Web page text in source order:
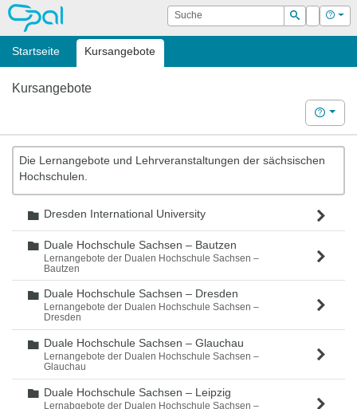
OPAL Suche
Suchen
Login Hilfe
Startseite Kursangebote
Kursangebote
Hilfe
Die Lernangebote und Lehrveranstaltungen der sächsischen
Hochschulen.
Ordner
Dresden International University
Ordner
Duale Hochschule Sachsen – Bautzen
Lernangebote der Dualen Hochschule Sachsen –
Bautzen
Ordner
Duale Hochschule Sachsen – Dresden
Lernangebote der Dualen Hochschule Sachsen –
Dresden
Ordner
Duale Hochschule Sachsen – Glauchau
Lernangebote der Dualen Hochschule Sachsen –
Glauchau
Ordner
Duale Hochschule Sachsen – Leipzig
Lernabgebote der Dualen Hochschule Sachsen –